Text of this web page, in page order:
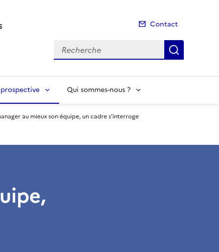
Contact
Recherche
Qui sommes-nous ?
au mieux son équipe, un cadre s’interroge